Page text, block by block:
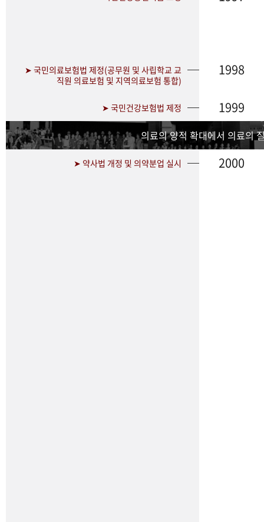
➤ 국민의료보험법 제정(공무원 및 사립학교 교
직원 의료보험 및 지역의료보험 통합)
1998
➤ 국민건강보험법 제정 1999
의료의 양적 확대에서 의료의
➤ 약사법 개정 및 의약분업 실시 2000